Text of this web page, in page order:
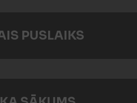
PUSLAIKS